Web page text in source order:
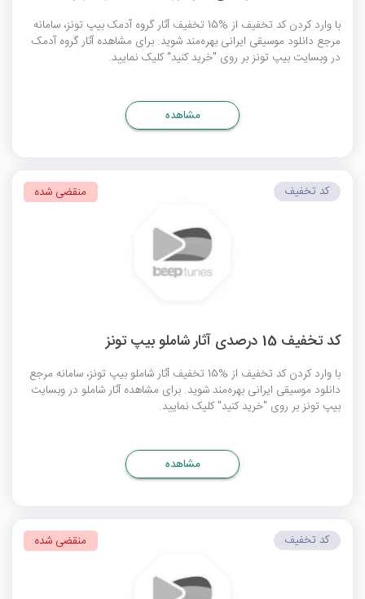
با وارد کردن کد تخفیف از %15 تخفیف آثار گروه آدمک بیپ تونز، سامانه
مرجع دانلود موسیقی ایرانی بهره‌مند شوید. برای مشاهده آثار گروه آدمک
در وبسایت بیپ تونز بر روی "خرید کنید" کلیک نمایید.
مشاهده
کد تخفیف 15 درصدی آثار شاملو بیپ تونز
با وارد کردن کد تخفیف از %15 تخفیف آثار شاملو بیپ تونز، سامانه مرجع
دانلود موسیقی ایرانی بهره‌مند شوید. برای مشاهده آثار شاملو در وبسایت
بیپ تونز بر روی "خرید کنید" کلیک نمایید.
کد تخفیف منقضی شده
مشاهده
کد تخفیف منقضی شده